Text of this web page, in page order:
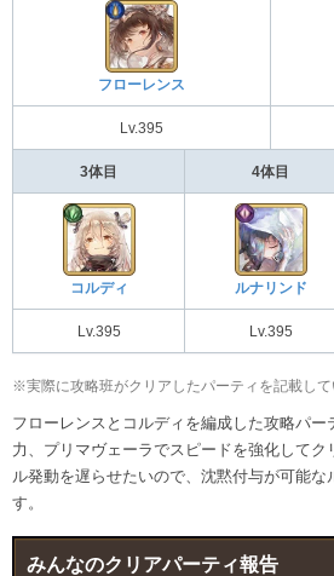
フローレンス
Lv.395
3体目 4体目
コルディ ルナリンド
Lv.395 Lv.395
※実際に攻略班がクリアしたパーティを記載して
フローレンスとコルディを編成した攻略パー
力、プリマヴェーラでスピードを強化してク
ル発動を遅らせたいので、沈黙付与が可能な
す。
みんなのクリアパーティ報告